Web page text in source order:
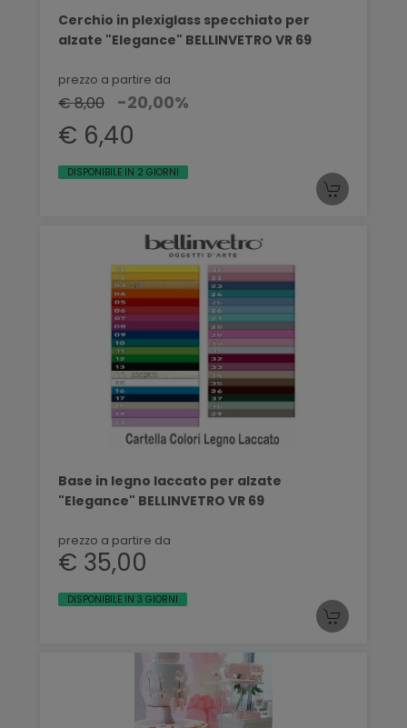
Cerchio in plexiglass specchiato per
alzate "Elegance" BELLINVETRO VR 69
prezzo a partire da
€ 8,00 -20,00%
€ 6,40
DISPONIBILE IN 2 GIORNI
Base in legno laccato per alzate
"Elegance" BELLINVETRO VR 69
prezzo a partire da
€ 35,00
DISPONIBILE IN 3 GIORNI